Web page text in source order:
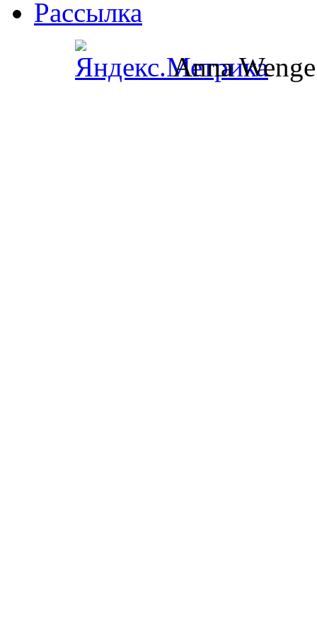
Рассылка
Anna